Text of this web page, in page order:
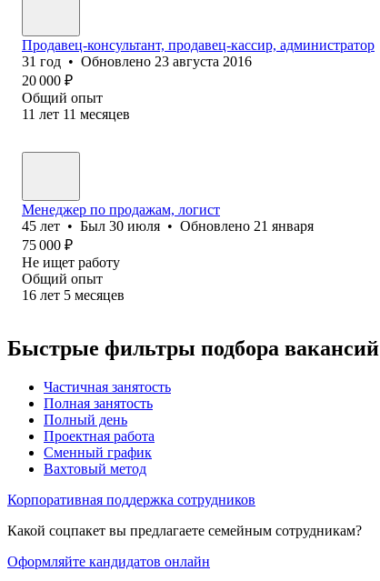
Продавец-консультант, продавец-кассир, администратор
31 год • Обновлено 23 августа 2016
20 000 ₽
Общий опыт
11 лет 11 месяцев
Менеджер по продажам, логист
45 лет • Был 30 июля • Обновлено 21 января
75 000 ₽
Не ищет работу
Общий опыт
16 лет 5 месяцев
Быстрые фильтры подбора вакансий
Частичная занятость
Полная занятость
Полный день
Проектная работа
Сменный график
Вахтовый метод
Корпоративная поддержка сотрудников
Какой соцпакет вы предлагаете семейным сотрудникам?
Оформляйте кандидатов онлайн